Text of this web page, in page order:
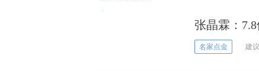
张晶霖：
操作建议！
名家点金 建议